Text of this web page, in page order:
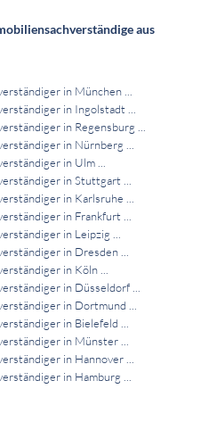
aus
in München ...
in Ingolstadt ...
in Regensburg ...
in Nürnberg ...
in Ulm ...
in Stuttgart ...
in Karlsruhe ...
in Frankfurt ...
in Leipzig ...
in Dresden ...
in Köln ...
in Düsseldorf ...
in Dortmund ...
in Bielefeld ...
in Münster ...
in Hannover ...
in Hamburg ...